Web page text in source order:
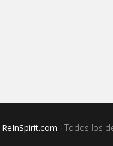
ReInSpirit.com · Todos los